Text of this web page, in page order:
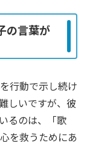
の言葉が
行動で示し続け
しいですが、彼
るのは、「歌
を救うためにあ